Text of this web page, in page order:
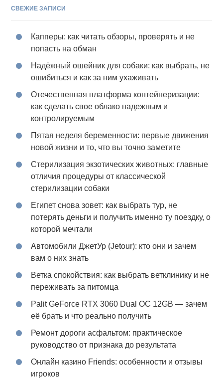
СВЕЖИЕ ЗАПИСИ
Капперы: как читать обзоры, проверять и не
попасть на обман
Надёжный ошейник для собаки: как выбрать, не
ошибиться и как за ним ухаживать
Отечественная платформа контейнеризации:
как сделать свое облако надежным и
контролируемым
Пятая неделя беременности: первые движения
новой жизни и то, что вы точно заметите
Стерилизация экзотических животных: главные
отличия процедуры от классической
стерилизации собаки
Египет снова зовет: как выбрать тур, не
потерять деньги и получить именно ту поездку, о
которой мечтали
Автомобили ДжетУр (Jetour): кто они и зачем
вам о них знать
Ветка спокойствия: как выбрать ветклинику и не
переживать за питомца
Palit GeForce RTX 3060 Dual OC 12GB — зачем
её брать и что реально получить
Ремонт дороги асфальтом: практическое
руководство от признака до результата
Онлайн казино Friends: особенности и отзывы
игроков